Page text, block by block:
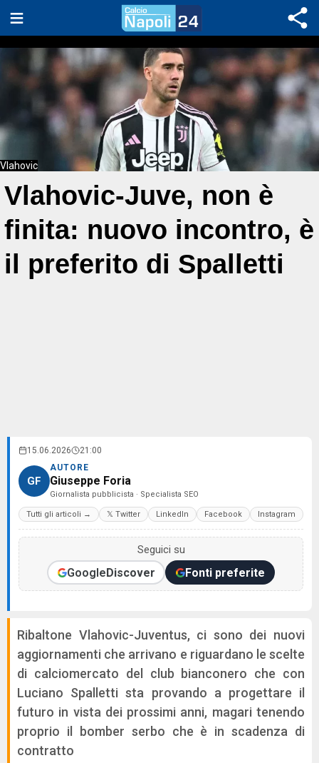
Vlahovic
Vlahovic-Juve, non è
finita: nuovo incontro, è
il preferito di Spalletti
15.06.2026 21:00
GF
AUTORE
Giuseppe Foria
Giornalista pubblicista · Specialista SEO
Tutti gli articoli → 𝕏 Twitter LinkedIn Facebook Instagram
Seguici su
GoogleDiscover Fonti preferite
Ribaltone Vlahovic-Juventus, ci sono dei nuovi
aggiornamenti che arrivano e riguardano le scelte
di calciomercato del club bianconero che con
Luciano Spalletti sta provando a progettare il
futuro in vista dei prossimi anni, magari tenendo
proprio il bomber serbo che è in scadenza di
contratto